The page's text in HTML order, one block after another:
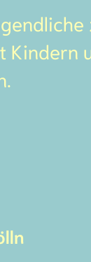
Kindern